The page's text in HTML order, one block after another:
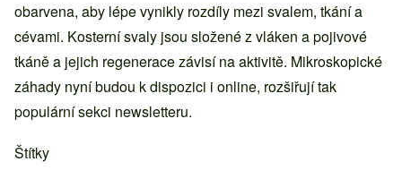
obarvena, aby lépe vynikly rozdíly mezi svalem, tkání a
cévami. Kosterní svaly jsou složené z vláken a pojivové
tkáně a jejich regenerace závisí na aktivitě. Mikroskopické
záhady nyní budou k dispozici i online, rozšiřují tak
populární sekci newsletteru.
Štítky